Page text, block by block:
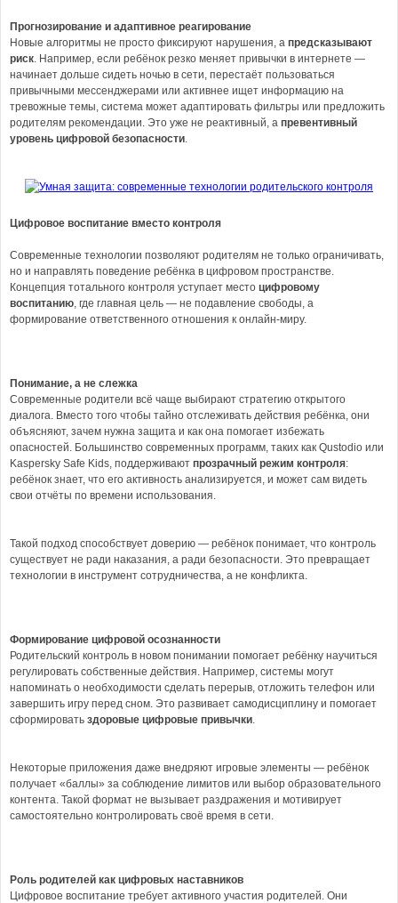
Прогнозирование и адаптивное реагирование
Новые алгоритмы не просто фиксируют нарушения, а предсказывают
риск. Например, если ребёнок резко меняет привычки в интернете —
начинает дольше сидеть ночью в сети, перестаёт пользоваться
привычными мессенджерами или активнее ищет информацию на
тревожные темы, система может адаптировать фильтры или предложить
родителям рекомендации. Это уже не реактивный, а превентивный
уровень цифровой безопасности.
Цифровое воспитание вместо контроля
Современные технологии позволяют родителям не только ограничивать,
но и направлять поведение ребёнка в цифровом пространстве.
Концепция тотального контроля уступает место цифровому
воспитанию, где главная цель — не подавление свободы, а
формирование ответственного отношения к онлайн-миру.
Понимание, а не слежка
Современные родители всё чаще выбирают стратегию открытого
диалога. Вместо того чтобы тайно отслеживать действия ребёнка, они
объясняют, зачем нужна защита и как она помогает избежать
опасностей. Большинство современных программ, таких как Qustodio или
Kaspersky Safe Kids, поддерживают прозрачный режим контроля:
ребёнок знает, что его активность анализируется, и может сам видеть
свои отчёты по времени использования.
Такой подход способствует доверию — ребёнок понимает, что контроль
существует не ради наказания, а ради безопасности. Это превращает
технологии в инструмент сотрудничества, а не конфликта.
Формирование цифровой осознанности
Родительский контроль в новом понимании помогает ребёнку научиться
регулировать собственные действия. Например, системы могут
напоминать о необходимости сделать перерыв, отложить телефон или
завершить игру перед сном. Это развивает самодисциплину и помогает
сформировать здоровые цифровые привычки.
Некоторые приложения даже внедряют игровые элементы — ребёнок
получает «баллы» за соблюдение лимитов или выбор образовательного
контента. Такой формат не вызывает раздражения и мотивирует
самостоятельно контролировать своё время в сети.
Роль родителей как цифровых наставников
Цифровое воспитание требует активного участия родителей. Они